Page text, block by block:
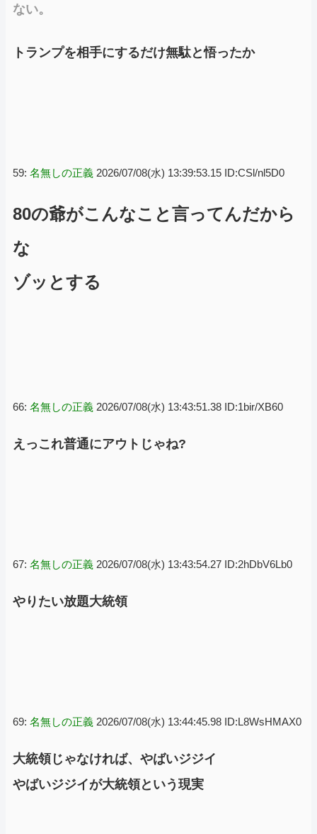
ない。
トランプを相手にするだけ無駄と悟ったか
59: 名無しの正義 2026/07/08(水) 13:39:53.15 ID:CSl/nl5D0
80の爺がこんなこと言ってんだから
な
ゾッとする
66: 名無しの正義 2026/07/08(水) 13:43:51.38 ID:1bir/XB60
えっこれ普通にアウトじゃね?
67: 名無しの正義 2026/07/08(水) 13:43:54.27 ID:2hDbV6Lb0
やりたい放題大統領
69: 名無しの正義 2026/07/08(水) 13:44:45.98 ID:L8WsHMAX0
大統領じゃなければ、やばいジジイ
やばいジジイが大統領という現実